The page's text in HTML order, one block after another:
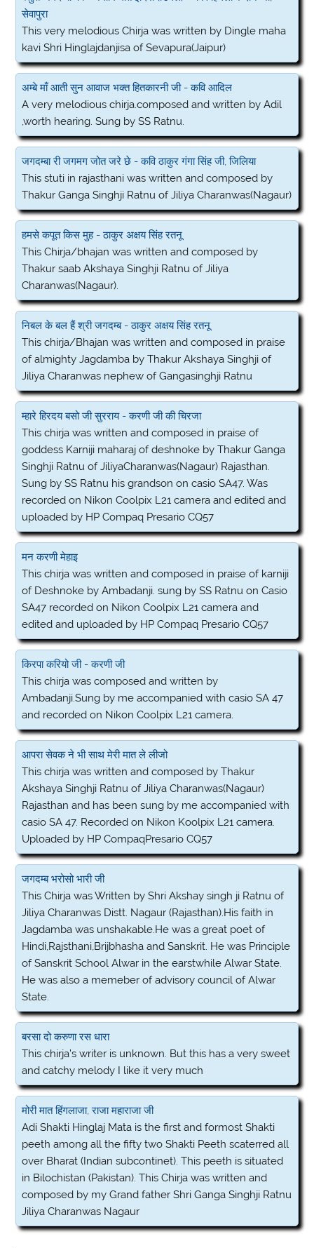
सेवापुरा
This very melodious Chirja was written by Dingle maha
kavi Shri Hinglajdanjisa of Sevapura(Jaipur)
अम्बे माँ आती सुन आवाज भक्त हितकारनी जी - कवि आदिल
A very melodious chirja.composed and written by Adil
,worth hearing. Sung by SS Ratnu.
जगदम्बा री जगमग जोत जरे छे - कवि ठाकुर गंगा सिंह जी, जिलिया
This stuti in rajasthani was written and composed by
Thakur Ganga Singhji Ratnu of Jiliya Charanwas(Nagaur)
हमसे कपूत किस मुह - ठाकुर अक्षय सिंह रतनू
This Chirja/bhajan was written and composed by
Thakur saab Akshaya Singhji Ratnu of Jiliya
Charanwas(Nagaur).
निबल के बल हैं श्री जगदम्ब - ठाकुर अक्षय सिंह रतनू
This chirja/Bhajan was written and composed in praise
of almighty Jagdamba by Thakur Akshaya Singhji of
Jiliya Charanwas nephew of Gangasinghji Ratnu
म्हारे हिरदय बसो जी सुरराय - करणी जी की चिरजा
This chirja was written and composed in praise of
goddess Karniji maharaj of deshnoke by Thakur Ganga
Singhji Ratnu of JiliyaCharanwas(Nagaur) Rajasthan.
Sung by SS Ratnu his grandson on casio SA47. Was
recorded on Nikon Coolpix L21 camera and edited and
uploaded by HP Compaq Presario CQ57
मन करणी मेहाइ
This chirja was written and composed in praise of karniji
of Deshnoke by Ambadanji. sung by SS Ratnu on Casio
SA47 recorded on Nikon Coolpix L21 camera and
edited and uploaded by HP Compaq Presario CQ57
किरपा करियो जी - करणी जी
This chirja was composed and written by
Ambadanji.Sung by me accompanied with casio SA 47
and recorded on Nikon Coolpix L21 camera.
आपरा सेवक ने भी साथ मेरी मात ले लीजो
This chirja was written and composed by Thakur
Akshaya Singhji Ratnu of Jiliya Charanwas(Nagaur)
Rajasthan and has been sung by me accompanied with
casio SA 47. Recorded on Nikon Koolpix L21 camera.
Uploaded by HP CompaqPresario CQ57
जगदम्ब भरोसो भारी जी
This Chirja was Written by Shri Akshay singh ji Ratnu of
Jiliya Charanwas Distt. Nagaur (Rajasthan).His faith in
Jagdamba was unshakable.He was a great poet of
Hindi,Rajsthani,Brijbhasha and Sanskrit. He was Principle
of Sanskrit School Alwar in the earstwhile Alwar State.
He was also a memeber of advisory council of Alwar
State.
बरसा दो करुणा रस धारा
This chirja’s writer is unknown. But this has a very sweet
and catchy melody I like it very much
मोरी मात हिंगलाजा, राजा महाराजा जी
Adi Shakti Hinglaj Mata is the first and formost Shakti
peeth among all the fifty two Shakti Peeth scaterred all
over Bharat (Indian subcontinet). This peeth is situated
in Bilochistan (Pakistan). This Chirja was written and
composed by my Grand father Shri Ganga Singhji Ratnu
Jiliya Charanwas Nagaur